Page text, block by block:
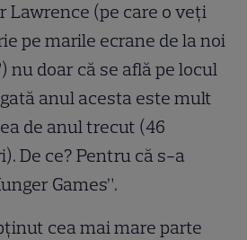
Lawrence (pe care o veţi
pe marile ecrane de la noi
nu doar că se află pe locul
anul acesta este mult
de anul trecut (46
De ce? Pentru că s-a
Games”.
cea mai mare parte